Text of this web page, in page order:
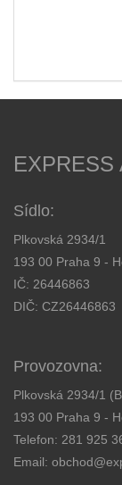
EXPRESS
Sídlo:
Plkovská 2934/1
193 00 Praha 9 -
IČ: 26446863
DIČ: CZ26446863
Provozovna:
Plkovská 2934/1
193 00 Praha 9 -
Telefon: 281 925
Email: